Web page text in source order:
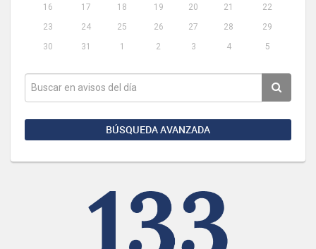
16
17 18 19 20 21
22
23
24 25 26 27 28
29
30
31 1 2 3 4 5
BÚSQUEDA AVANZADA